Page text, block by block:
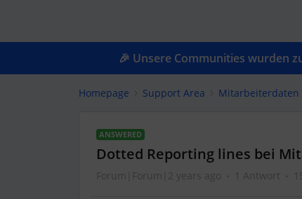
🎉 Unsere Communities wurden
Homepage Support Area Mitarbeiterdaten
ANSWERED
Dotted Reporting lines bei
Forum|Forum|2 years ago 1 Antwort